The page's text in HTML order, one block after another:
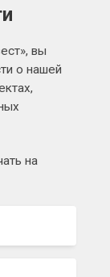
вы
о нашей
на